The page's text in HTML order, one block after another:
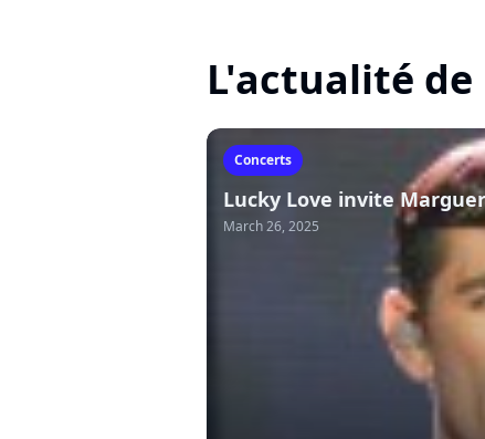
L'actualité de
Concerts
Lucky Love invite
March 26, 2025